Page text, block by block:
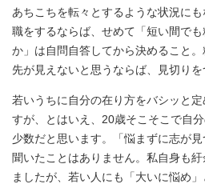
あちこちを転々とするような状況に
職をするならば、せめて「短い間で
か」は自問自答してから決めること
先が見えないと思うならば、見切りを
若いうちに自分の在り方をバシッと
すが、とはいえ、20歳そこそこで自
少数だと思います。「悩まずに志が
聞いたことはありません。私自身も
ましたが、若い人にも「大いに悩め